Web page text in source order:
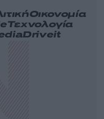
Οικονομία
Τεχνολογία
Driveit